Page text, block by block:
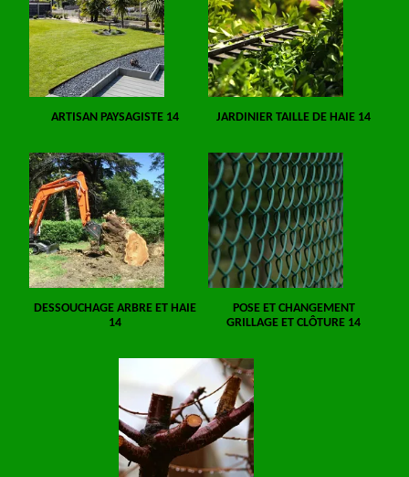
ARTISAN PAYSAGISTE 14 JARDINIER TAILLE DE HAIE 14
DESSOUCHAGE ARBRE ET HAIE
14
POSE ET CHANGEMENT
GRILLAGE ET CLÔTURE 14